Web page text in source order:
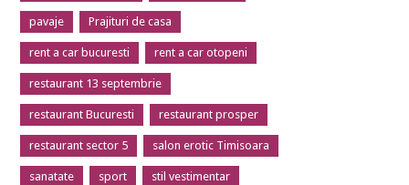
pavaje Prajituri de casa
rent a car bucuresti rent a car otopeni
restaurant 13 septembrie
restaurant Bucuresti restaurant prosper
restaurant sector 5 salon erotic Timisoara
sanatate sport stil vestimentar